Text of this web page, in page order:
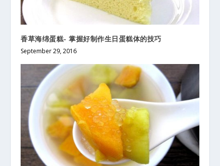
香草海绵蛋糕- 掌握好制作生日蛋糕体的技巧
September 29, 2016